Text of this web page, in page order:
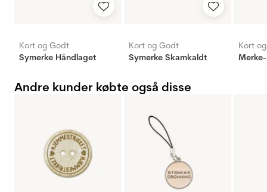
Kort og Godt
Symerke Håndlaget
Kort og Godt
Symerke Skamkaldt
Kort
Andre kunder købte også disse